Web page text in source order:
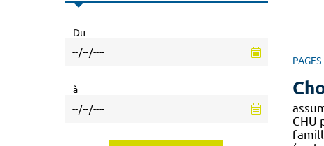
PAGES
CHU
Du
à